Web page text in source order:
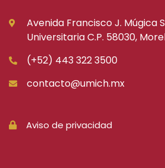
Avenida Francisco J. Múgica
Universitaria C.P. 58030,
(+52) 443 322 3500
contacto@umich.mx
Aviso de privacidad